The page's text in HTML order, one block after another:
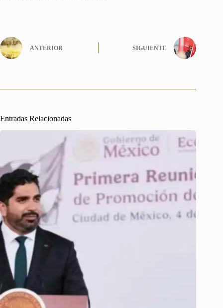
ANTERIOR SIGUIENTE
Entradas Relacionadas